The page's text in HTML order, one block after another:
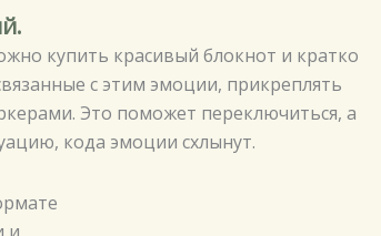
купить красивый блокнот и кратко
с этим эмоции, прикреплять
Это поможет переключиться, а
кода эмоции схлынут.